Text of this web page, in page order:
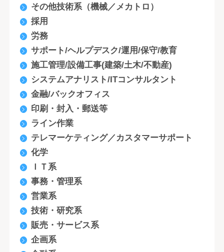
その他技術系（機械／メカトロ）
採用
労務
サポート/ヘルプデスク/運用/保守/教育
施工管理/設備工事(建築/土木/不動産)
システムアナリスト/ITコンサルタント
金融/バックオフィス
印刷・封入・郵送等
ライン作業
テレマーケティング／カスタマーサポート
化学
ＩＴ系
事務・管理系
営業系
技術・研究系
販売・サービス系
企画系